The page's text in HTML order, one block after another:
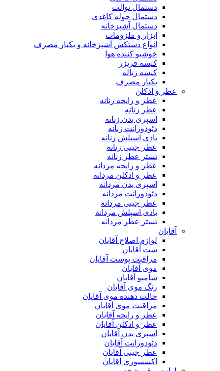
دستمال توالت
دستمال حوله کاغذی
دستمال آشپزخانه
ابزار و ملزومات
انواع دستکش آشپزخانه و یکبار مصرف
خوشبو کننده هوا
کیسه فریزر
کیسه زباله
یکبار مصرف
عطر و ادکلن
عطر و رایحه زنانه
عطر زنانه
اسپری بدن زنانه
دئودورانت زنانه
بادی اسپلش زنانه
عطر جیبی زنانه
تستر عطر زنانه
عطر و رایحه مردانه
عطر و ادکلن مردانه
اسپری بدن مردانه
دئودورانت مردانه
عطر جیبی مردانه
بادی اسپلش مردانه
تستر عطر مردانه
آقایان
لوازم اصلاح آقایان
ست آقایان
مراقبت پوست آقایان
موی آقایان
شامپو آقایان
رنگ موی آقایان
حالت دهنده موی آقایان
مراقبت موی آقایان
عطر و رایحه آقایان
عطر و ادکلن آقایان
اسپری بدن آقایان
دئودورانت آقایان
عطر جیبی آقایان
اکسسوری آقایان